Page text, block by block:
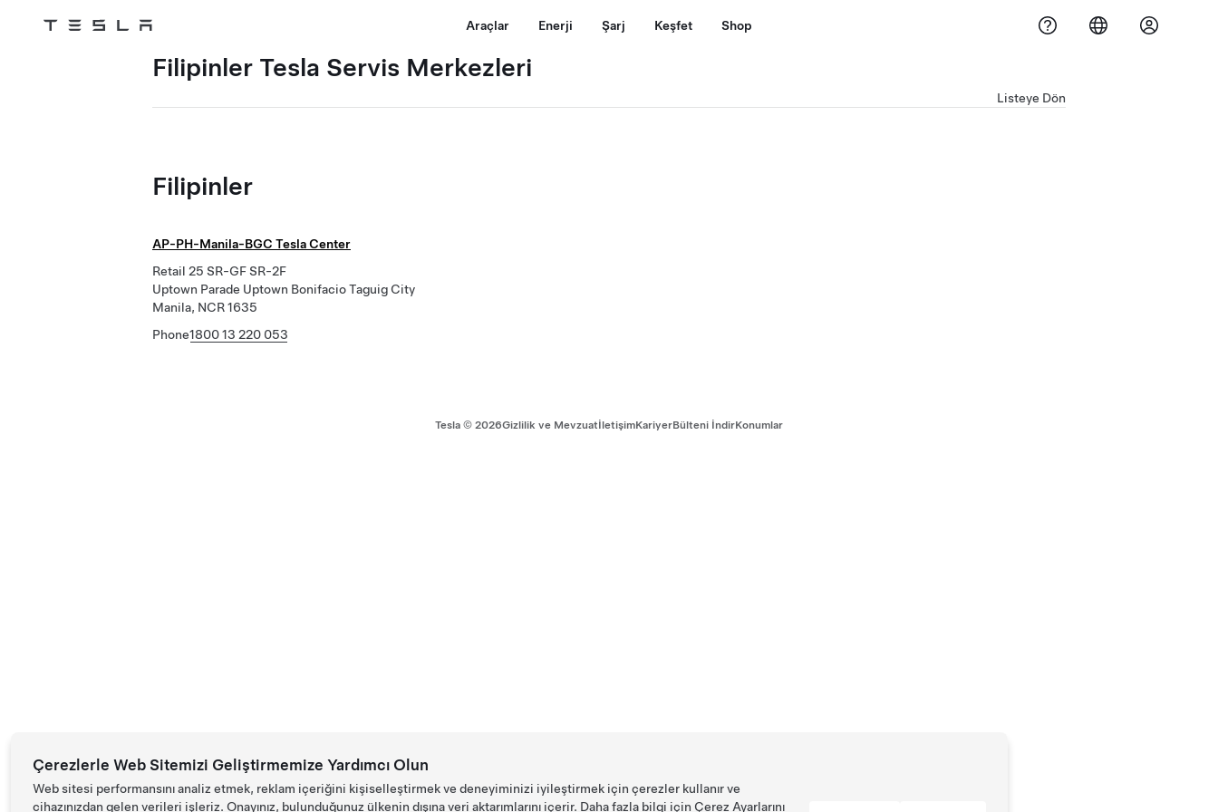
Tesla Araçlar Enerji Şarj Keşfet Shop
Filipinler Tesla Servis Merkezleri
Listeye Dön
Filipinler
AP-PH-Manila-BGC Tesla Center
Retail 25 SR-GF SR-2F
Uptown Parade Uptown Bonifacio Taguig City
Manila, NCR 1635
Phone1800 13 220 053
Tesla © 2026Gizlilik ve MevzuatİletişimKariyerBülteni İndirKonumlar
Çerezlerle Web Sitemizi Geliştirmemize Yardımcı Olun
Web sitesi performansını analiz etmek, reklam içeriğini kişiselleştirmek ve deneyiminizi iyileştirmek için çerezler kullanır ve
cihazınızdan gelen verileri işleriz. Onayınız, bulunduğunuz ülkenin dışına veri aktarımlarını içerir. Daha fazla bilgi için Çerez Ayarlarını